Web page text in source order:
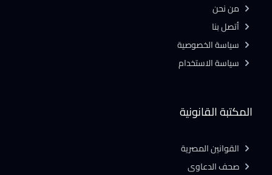
المكتبة القانونية
القوانين المصرية
صحف الدعاوى
من نحن
أتصل بنا
سياسة الخصوصية
سياسة الاستخدام